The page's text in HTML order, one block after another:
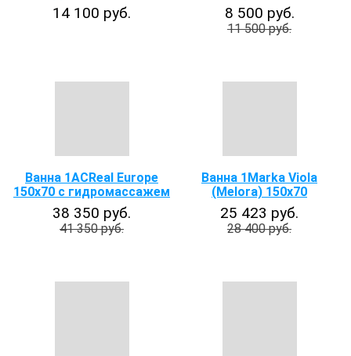
14 100 руб. 8 500 руб.
11 500 руб.
Ванна 1ACReal Europe
150х70 с гидромассажем
38 350 руб.
41 350 руб.
Ванна 1Marka Viola
(Melora) 150х70
25 423 руб.
28 400 руб.